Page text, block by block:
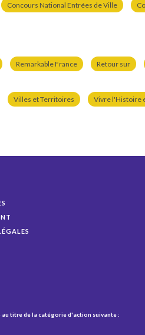
Concours National Entrées de Ville
Remarkable France Retour sur
Villes et Territoires Vivre l'Histoire
titre de la catégorie d'action suivante :